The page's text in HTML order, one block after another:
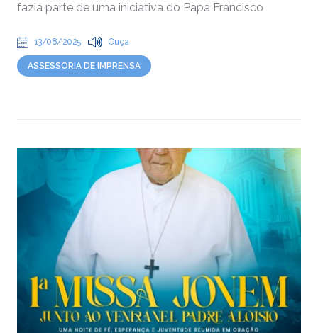
fazia parte de uma iniciativa do Papa Francisco
13/08/2025 Ouça
ASSESSORIA DE IMPRENSA